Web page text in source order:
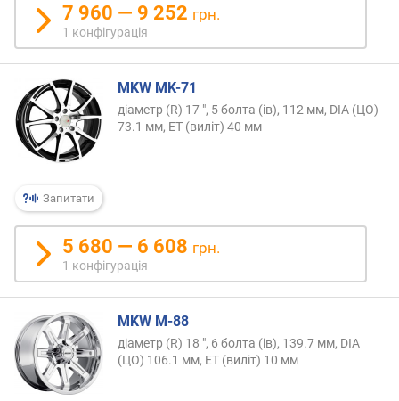
7 960 — 9 252 грн.
1 конфігурація
Запитати
MKW MK-71
діаметр (R) 17 ", 5 болта (ів), 112 мм, DIA (ЦО)
73.1 мм, ET (виліт) 40 мм
5 680 — 6 608 грн.
1 конфігурація
MKW M-88
діаметр (R) 18 ", 6 болта (ів), 139.7 мм, DIA
(ЦО) 106.1 мм, ET (виліт) 10 мм